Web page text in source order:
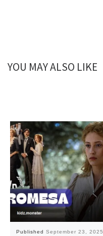
YOU MAY ALSO LIKE
Published September 23, 2025